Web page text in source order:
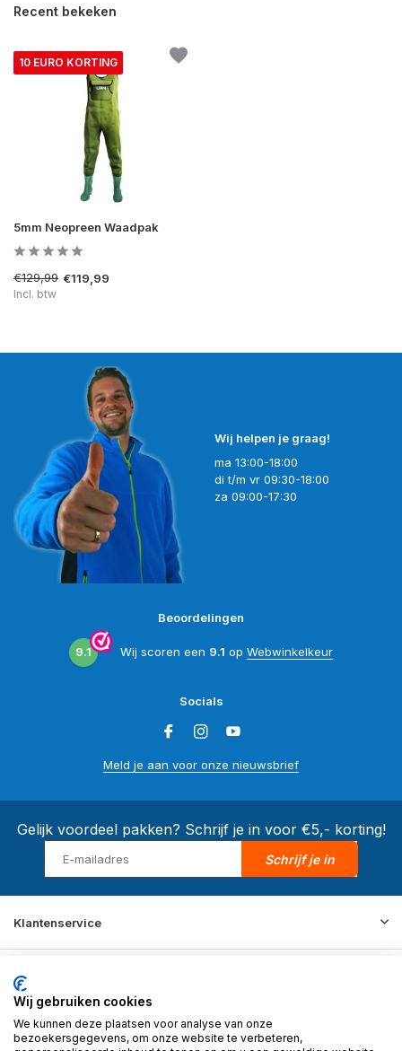
Recent bekeken
10 EURO KORTING
5mm Neopreen Waadpak
€129,99 €119,99
Incl. btw
Wij helpen je graag!
ma 13:00-18:00
di t/m vr 09:30-18:00
za 09:00-17:30
Beoordelingen
9.1 Wij scoren een 9.1 op Webwinkelkeur
Socials
Meld je aan voor onze nieuwsbrief
Gelijk voordeel pakken? Schrijf je in voor €5,- korting!
Schrijf je in
Klantenservice
Merken
Informatie
Wij gebruiken cookies
We kunnen deze plaatsen voor analyse van onze
bezoekersgegevens, om onze website te verbeteren,